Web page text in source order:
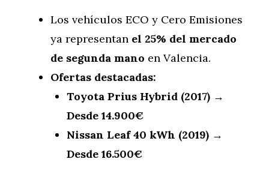
Los vehículos ECO y Cero Emisiones
ya representan el 25% del mercado
de segunda mano en Valencia.
Ofertas destacadas:
Toyota Prius Hybrid (2017) →
Desde 14.900€
Nissan Leaf 40 kWh (2019) →
Desde 16.500€